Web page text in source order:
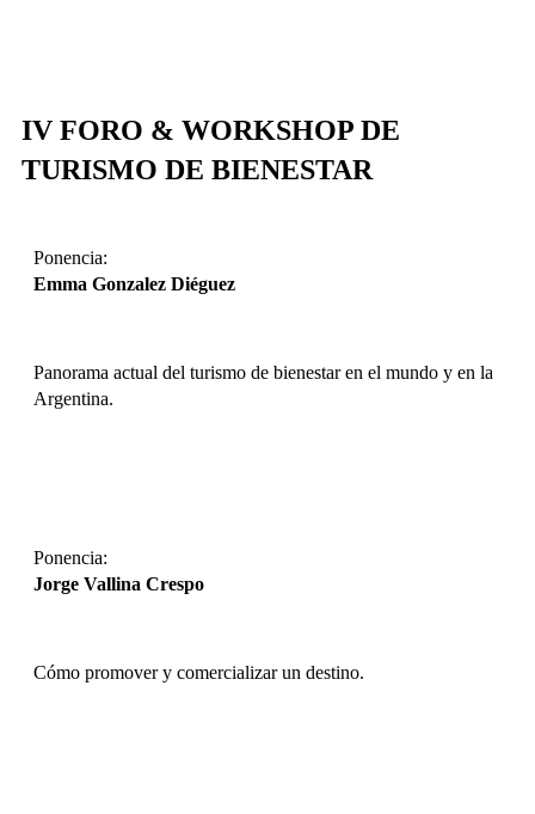
IV FORO & WORKSHOP DE
TURISMO DE BIENESTAR​
Ponencia:
Emma Gonzalez Diéguez
Panorama actual del turismo de bienestar en el mundo y en la
Argentina.
Ponencia:
Jorge Vallina Crespo
Cómo promover y comercializar un destino.